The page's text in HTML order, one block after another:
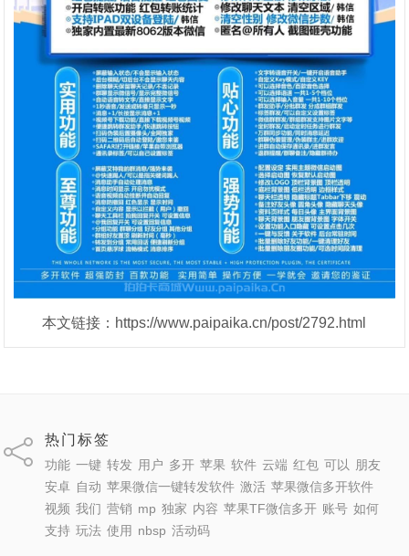
本文链接：https://www.paipaika.cn/post/2792.html
热门标签
功能 一键 转发 用户 多开 苹果 软件 云端 红包 可以 朋友
安卓 自动 苹果微信一键转发软件 激活 苹果微信多开软件
视频 我们 营销 mp 独家 内容 苹果TF微信多开 账号 如何
支持 玩法 使用 nbsp 活动码